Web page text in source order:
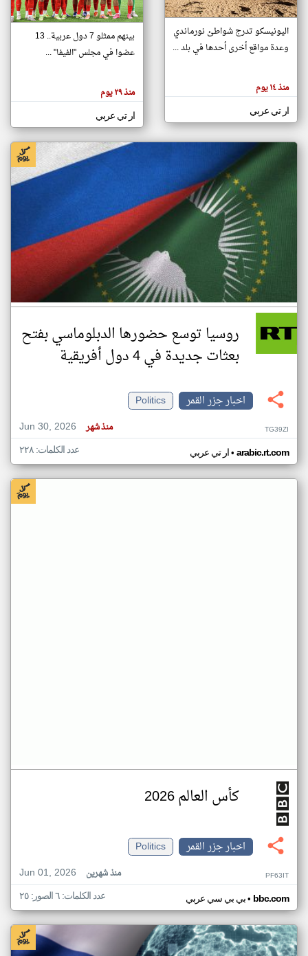
تغيير الدولة
اخبار جزر القمر على مدار الساعة
أهم اخبار جزر القمر العاجلة والمباشرة
هنا عن
وجهة
كاتبيها.
اليونيسكو تدرج شواطئ نورماندي
وعدة مواقع أخرى أحدها في بلد ...
منذ ١٤ يوم
ار تي عربي
بينهم ممثلو 7 دول عربية.. 13
عضوا في مجلس "الفيفا" ...
منذ ٢٩ يوم
ار تي عربي
روسيا توسع حضورها الدبلوماسي بفتح
بعثات جديدة في 4 دول أفريقية
اخبار جزر القمر
Politics
Jun 30, 2026
منذ شهر TG39ZI
ار تي عربي• arabic.rt.com عدد الكلمات: ٢٢٨
كأس العالم 2026
اخبار جزر القمر
Politics
Jun 01, 2026
منذ شهرين PF63IT
بي بي سي عربي• bbc.com عدد الكلمات: ٦ الصور: ٢٥
klyoum.com